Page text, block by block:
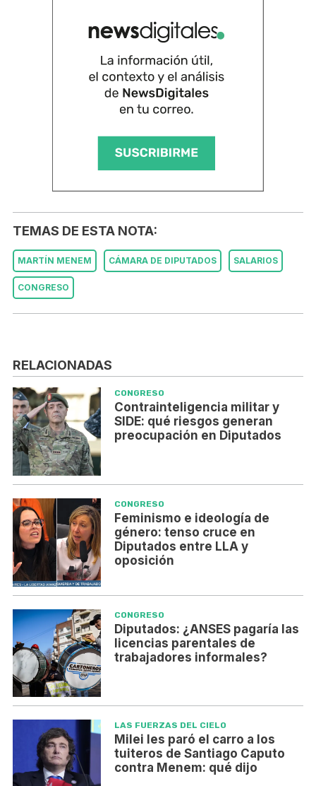
TEMAS DE ESTA NOTA:
MARTÍN MENEM CÁMARA DE DIPUTADOS SALARIOS
CONGRESO
RELACIONADAS
CONGRESO
Contrainteligencia militar y
SIDE: qué riesgos generan
preocupación en Diputados
CONGRESO
Feminismo e ideología de
género: tenso cruce en
Diputados entre LLA y
oposición
CONGRESO
Diputados: ¿ANSES pagaría las
licencias parentales de
trabajadores informales?
LAS FUERZAS DEL CIELO
Milei les paró el carro a los
tuiteros de Santiago Caputo
contra Menem: qué dijo